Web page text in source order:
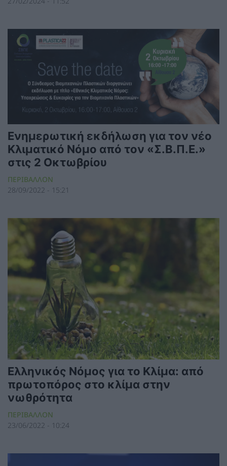
Ενημερωτική εκδήλωση για τον νέο
Κλιματικό Νόμο από τον «Σ.Β.Π.Ε.»
στις 2 Οκτωβρίου
ΠΕΡΙΒΑΛΛΟΝ
28/09/2022 - 15:21
Ελληνικός Νόμος για το Κλίμα: από
πρωτοπόρος στο κλίμα στην
νωθρότητα
ΠΕΡΙΒΑΛΛΟΝ
23/06/2022 - 10:24